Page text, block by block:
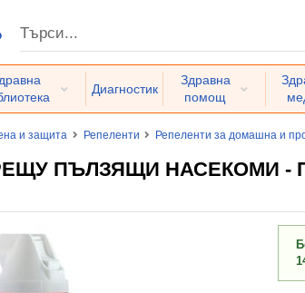
Диагностик
Здравна
помощ
и защита Репеленти Репеленти за домашна и
ПЪЛЗЯЩИ НАСЕКОМИ -